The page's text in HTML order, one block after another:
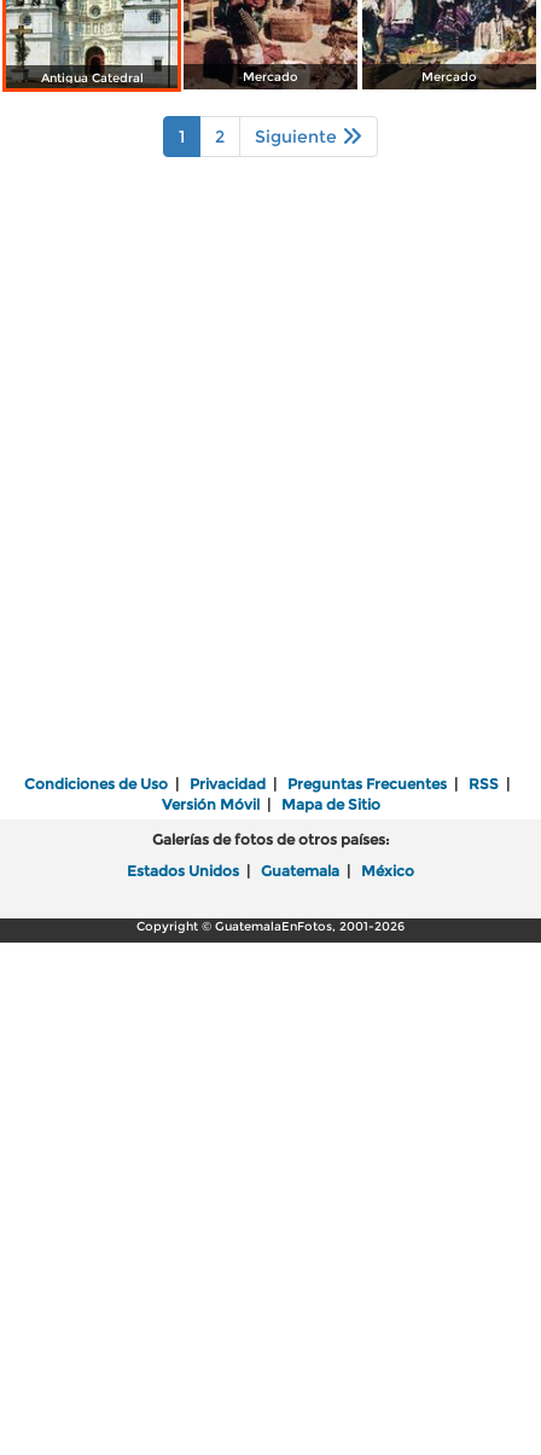
Antigua Catedral Mercado Mercado
1 2 Siguiente
Condiciones de Uso | Privacidad | Preguntas Frecuentes | RSS |
Versión Móvil| Mapa de Sitio
Galerías de fotos de otros países:
Estados Unidos | Guatemala | México
Copyright © GuatemalaEnFotos, 2001-2026